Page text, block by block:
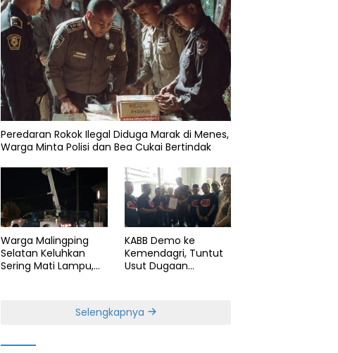
Peredaran Rokok Ilegal Diduga Marak di Menes,
Warga Minta Polisi dan Bea Cukai Bertindak
Warga Malingping
Selatan Keluhkan
Sering Mati Lampu,
KABB Demo ke
Kemendagri, Tuntut
Usut Dugaan
Selengkapnya